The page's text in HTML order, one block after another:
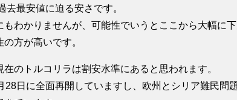
最安値に迫る安さです。
わかりませんが、可能性でいうとここから大幅に
方が高いです。
のトルコリラは割安水準にあると思われます。
日に全面再開していますし、欧州とシリア難民問